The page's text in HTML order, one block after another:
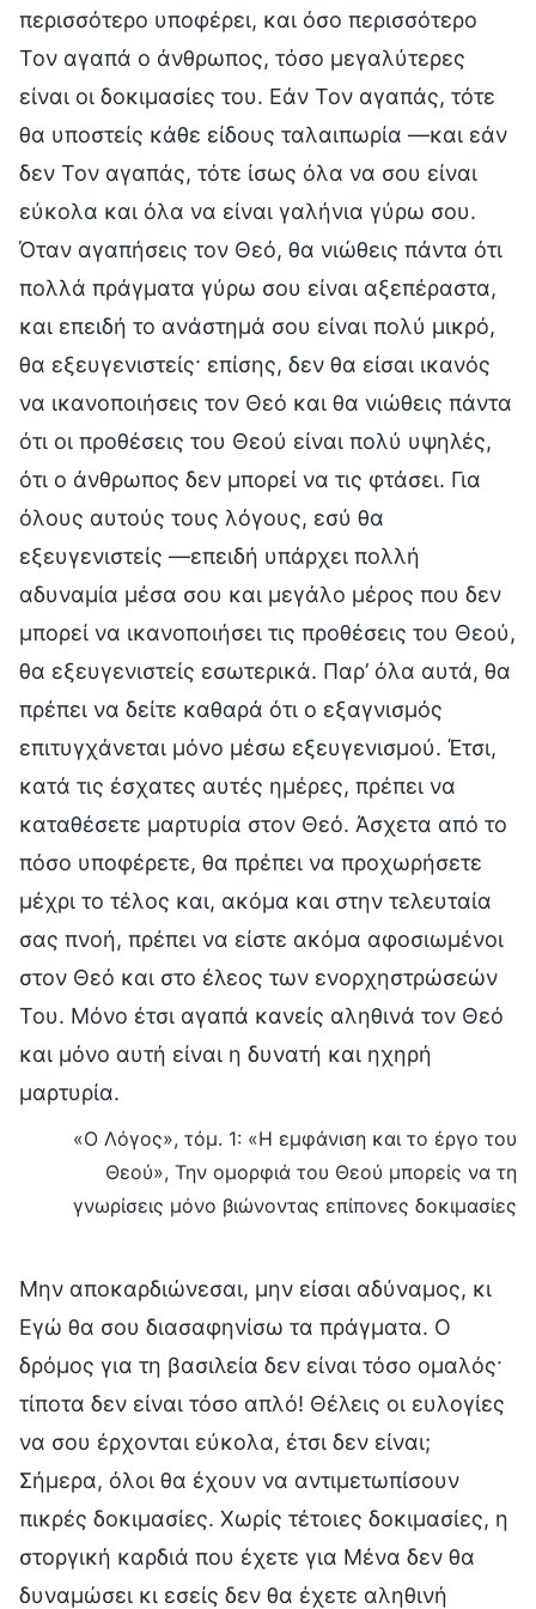
περισσότερο υποφέρει, και όσο περισσότερο
Τον αγαπά ο άνθρωπος, τόσο μεγαλύτερες
είναι οι δοκιμασίες του. Εάν Τον αγαπάς, τότε
θα υποστείς κάθε είδους ταλαιπωρία —και εάν
δεν Τον αγαπάς, τότε ίσως όλα να σου είναι
εύκολα και όλα να είναι γαλήνια γύρω σου.
Όταν αγαπήσεις τον Θεό, θα νιώθεις πάντα ότι
πολλά πράγματα γύρω σου είναι αξεπέραστα,
και επειδή το ανάστημά σου είναι πολύ μικρό,
θα εξευγενιστείς· επίσης, δεν θα είσαι ικανός
να ικανοποιήσεις τον Θεό και θα νιώθεις πάντα
ότι οι προθέσεις του Θεού είναι πολύ υψηλές,
ότι ο άνθρωπος δεν μπορεί να τις φτάσει. Για
όλους αυτούς τους λόγους, εσύ θα
εξευγενιστείς —επειδή υπάρχει πολλή
αδυναμία μέσα σου και μεγάλο μέρος που δεν
μπορεί να ικανοποιήσει τις προθέσεις του Θεού,
θα εξευγενιστείς εσωτερικά. Παρ’ όλα αυτά, θα
πρέπει να δείτε καθαρά ότι ο εξαγνισμός
επιτυγχάνεται μόνο μέσω εξευγενισμού. Έτσι,
κατά τις έσχατες αυτές ημέρες, πρέπει να
καταθέσετε μαρτυρία στον Θεό. Άσχετα από το
πόσο υποφέρετε, θα πρέπει να προχωρήσετε
μέχρι το τέλος και, ακόμα και στην τελευταία
σας πνοή, πρέπει να είστε ακόμα αφοσιωμένοι
στον Θεό και στο έλεος των ενορχηστρώσεών
Του. Μόνο έτσι αγαπά κανείς αληθινά τον Θεό
και μόνο αυτή είναι η δυνατή και ηχηρή
μαρτυρία.
«Ο Λόγος», τόμ. 1: «Η εμφάνιση και το έργο του
Θεού», Την ομορφιά του Θεού μπορείς να τη
γνωρίσεις μόνο βιώνοντας επίπονες δοκιμασίες
Μην αποκαρδιώνεσαι, μην είσαι αδύναμος, κι
Εγώ θα σου διασαφηνίσω τα πράγματα. Ο
δρόμος για τη βασιλεία δεν είναι τόσο ομαλός·
τίποτα δεν είναι τόσο απλό! Θέλεις οι ευλογίες
να σου έρχονται εύκολα, έτσι δεν είναι;
Σήμερα, όλοι θα έχουν να αντιμετωπίσουν
πικρές δοκιμασίες. Χωρίς τέτοιες δοκιμασίες, η
στοργική καρδιά που έχετε για Μένα δεν θα
δυναμώσει κι εσείς δεν θα έχετε αληθινή